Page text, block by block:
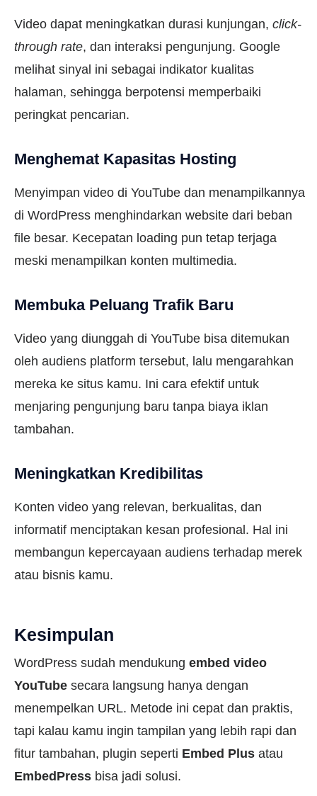
Video dapat meningkatkan durasi kunjungan, click-
through rate, dan interaksi pengunjung. Google
melihat sinyal ini sebagai indikator kualitas
halaman, sehingga berpotensi memperbaiki
peringkat pencarian.
Menghemat Kapasitas Hosting
Menyimpan video di YouTube dan menampilkannya
di WordPress menghindarkan website dari beban
file besar. Kecepatan loading pun tetap terjaga
meski menampilkan konten multimedia.
Membuka Peluang Trafik Baru
Video yang diunggah di YouTube bisa ditemukan
oleh audiens platform tersebut, lalu mengarahkan
mereka ke situs kamu. Ini cara efektif untuk
menjaring pengunjung baru tanpa biaya iklan
tambahan.
Meningkatkan Kredibilitas
Konten video yang relevan, berkualitas, dan
informatif menciptakan kesan profesional. Hal ini
membangun kepercayaan audiens terhadap merek
atau bisnis kamu.
Kesimpulan
WordPress sudah mendukung embed video
YouTube secara langsung hanya dengan
menempelkan URL. Metode ini cepat dan praktis,
tapi kalau kamu ingin tampilan yang lebih rapi dan
fitur tambahan, plugin seperti Embed Plus atau
EmbedPress bisa jadi solusi.